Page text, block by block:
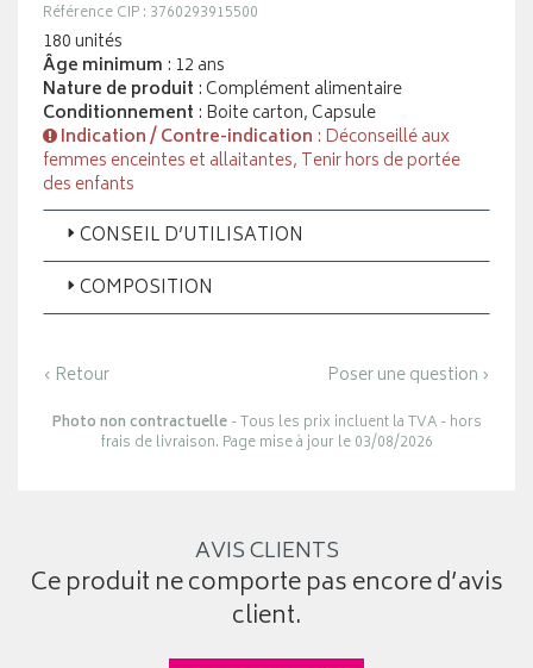
Référence CIP : 3760293915500
180 unités
Âge minimum : 12 ans
Nature de produit : Complément alimentaire
Conditionnement : Boite carton, Capsule
Indication / Contre-indication : Déconseillé aux
femmes enceintes et allaitantes, Tenir hors de portée
des enfants
CONSEIL D’UTILISATION
COMPOSITION
‹ Retour Poser une question ›
Photo non contractuelle- Tous les prix incluent la TVA - hors
frais de livraison. Page mise à jour le 03/08/2026
AVIS CLIENTS
Ce produit ne comporte pas encore d’avis
client.